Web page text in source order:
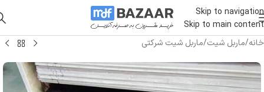
Skip to navigation
Skip to main content
خانه/ماربل شیت/ماربل شیت شرکتی